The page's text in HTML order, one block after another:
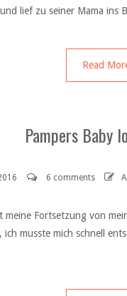
lief zu seiner Mama ins
Read
Pampers Baby
6 comments
Fortsetzung von
musste mich schnell